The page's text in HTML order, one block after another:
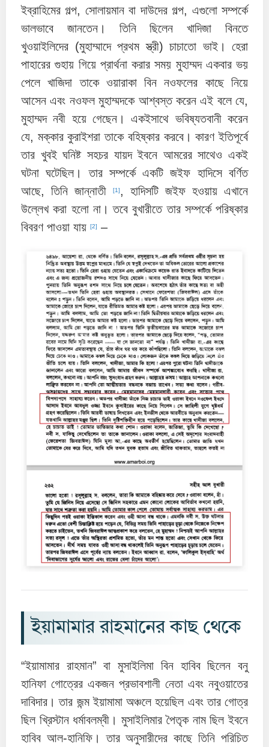
ইব্রাহিমের গল্প, সোলায়মান বা দাউদের গল্প, এগুলো সম্পর্কে
ভালভাবে জানতেন। তিনি ছিলেন খাদিজা বিনতে
খুওয়াইলিদের (মুহাম্মাদে প্রথম স্ত্রী) চাচাতো ভাই। হেরা
পাহারের গুহায় গিয়ে প্রার্থনা করার সময় মুহাম্মদ একবার ভয়
পেলে খাজিদা তাকে ওয়ারাকা বিন নওফলের কাছে নিয়ে
আসেন এবং নওফল মুহাম্মদকে আশ্বস্ত করেন এই বলে যে,
মুহাম্মদ নবী হয়ে গেছেন। একইসাথে ভবিষ্যতবানী করেন
যে, মক্কার কুরাইশরা তাকে বহিষ্কার করবে। কারণ ইতিপূর্বে
তার খুবই ঘনিষ্ট সহচর যায়দ ইবনে আমরের সাথেও একই
ঘটনা ঘটেছিল। তার সম্পর্কে একটি জইফ হাদিসে বর্ণিত
আছে, তিনি জান্নাতী
[1], হাদিসটি জইফ হওয়ায় এখানে
উল্লেখ করা হলো না। তবে বুখারীতে তার সম্পর্কে পরিষ্কার
বিবরণ পাওয়া যায় [2] –
ইয়ামামার রাহমানের কাছ থেকে
“ইয়ামামার রাহমান” বা মুসাইলিমা বিন হাবিব ছিলেন বনু
হানিফা গোত্রের একজন প্রভাবশালী নেতা এবং নবুওয়াতের
দাবিদার। তার জন্ম ইয়ামামা অঞ্চলে হয়েছিল এবং তার গোত্র
ছিল খ্রিস্টান ধর্মাবলম্বী। মুসাইলিমার পৈতৃক নাম ছিল ইবনে
হাবিব আল-হানিফি। তার অনুসারীদের কাছে তিনি পরিচিত